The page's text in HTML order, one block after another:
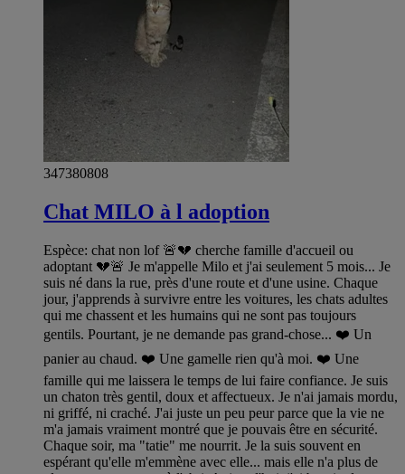
347380808
Chat MILO à l adoption
Espèce: chat non lof 🚨💔 cherche famille d'accueil ou
adoptant 💔🚨 Je m'appelle Milo et j'ai seulement 5 mois... Je
suis né dans la rue, près d'une route et d'une usine. Chaque
jour, j'apprends à survivre entre les voitures, les chats adultes
qui me chassent et les humains qui ne sont pas toujours
gentils. Pourtant, je ne demande pas grand-chose... ❤️ Un
panier au chaud. ❤️ Une gamelle rien qu'à moi. ❤️ Une
famille qui me laissera le temps de lui faire confiance. Je suis
un chaton très gentil, doux et affectueux. Je n'ai jamais mordu,
ni griffé, ni craché. J'ai juste un peu peur parce que la vie ne
m'a jamais vraiment montré que je pouvais être en sécurité.
Chaque soir, ma "tatie" me nourrit. Je la suis souvent en
espérant qu'elle m'emmène avec elle... mais elle n'a plus de